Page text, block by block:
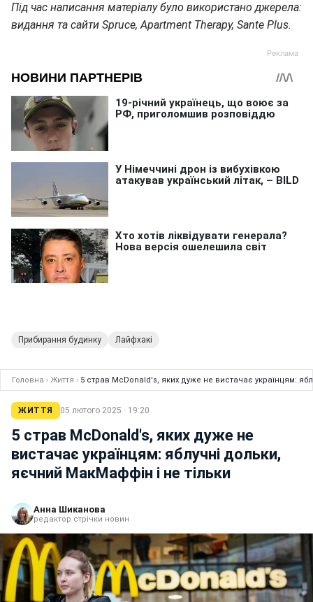
Під час написання матеріалу було використано джерела:
видання та сайти Spruce, Apartment Therapy, Sante Plus.
Прибирання будинку Лайфхакі
Головна › Життя › 5 страв McDonald's, яких дуже не вистачає українцям:
ЖИТТЯ 05 лютого 2025 · 19:20
5 страв McDonald's, яких дуже не
вистачає українцям: яблучні дольки,
яєчний МакМаффін і не тільки
Анна Шиканова
редактор стрічки новин